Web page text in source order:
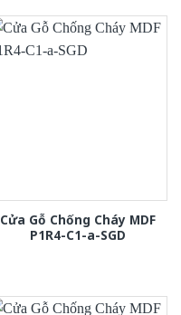
Cửa Gỗ Chống Cháy MDF
P1R4-C1-a-SGD